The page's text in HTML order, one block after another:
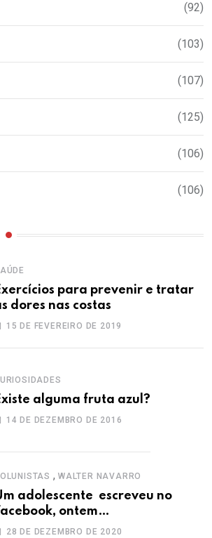
(92)
(103)
(107)
(125)
(106)
(106)
para prevenir e tratar
dores nas costas
15 DE FEVEREIRO DE 2019
alguma fruta azul?
14 DE DEZEMBRO DE 2016
, WALTER NAVARRO
adolescente escreveu no
ontem…
28 DE DEZEMBRO DE 2020